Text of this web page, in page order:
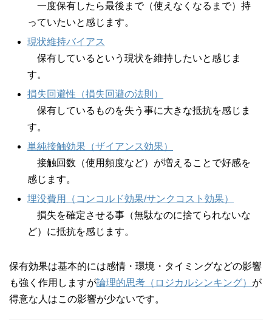
一度保有したら最後まで（使えなくなるまで）持
っていたいと感じます。
現状維持バイアス
保有しているという現状を維持したいと感じま
す。
損失回避性（損失回避の法則）
保有しているものを失う事に大きな抵抗を感じま
す。
単純接触効果（ザイアンス効果）
接触回数（使用頻度など）が増えることで好感を
感じます。
埋没費用（コンコルド効果/サンクコスト効果）
損失を確定させる事（無駄なのに捨てられないな
ど）に抵抗を感じます。
保有効果は基本的には感情・環境・タイミングなどの影響
も強く作用しますが論理的思考（ロジカルシンキング） が
得意な人はこの影響が少ないです。